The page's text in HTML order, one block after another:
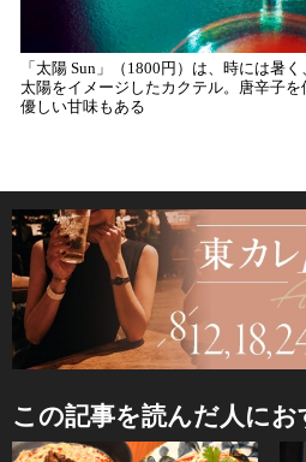
「太陽 Sun」（1800円）は、時には暑
太陽をイメージしたカクテル。唐辛子
優しい甘味もある
この記事を読んだ人に